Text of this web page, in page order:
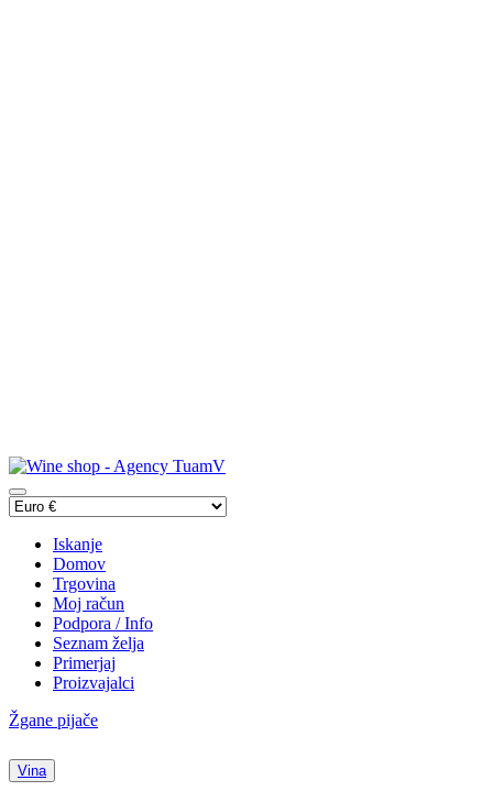
Iskanje
Domov
Trgovina
Moj račun
Podpora / Info
Seznam želja
Primerjaj
Proizvajalci
Žgane pijače
Vina